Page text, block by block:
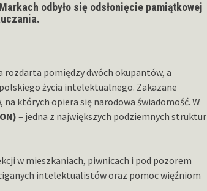
odbyło się odsłonięcie pamiątkowej
rozdarta pomiędzy dwóch okupantów, a
życia intelektualnego. Zakazane
których opiera się narodowa świadomość. W
– jedna z największych podziemnych struktur
w mieszkaniach, piwnicach i pod pozorem
intelektualistów oraz pomoc więźniom